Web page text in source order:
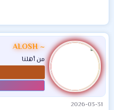
ALOSH ~
من أهلنا
2026-03-31